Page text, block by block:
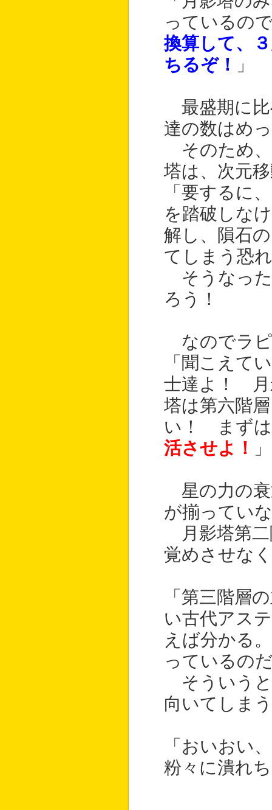
っているの
換算して、
ちるぞ！
」
最盛期に比
達の数はめ
そのため、
塔は、次元
「要するに
を踏破しな
解し、隕石
てしまう恐
そうなった
ろう！
なのでラ
「聞こえて
士達よ！ 月
塔は第六階
い！ まずは
活させよ！
」
星の力の衰
が揃ってい
月影塔第二
覚めさせな
「第三階層
い古代アス
えば分かる
っているの
そういうと
向いてしま
「おいおい
粉々に潰れ